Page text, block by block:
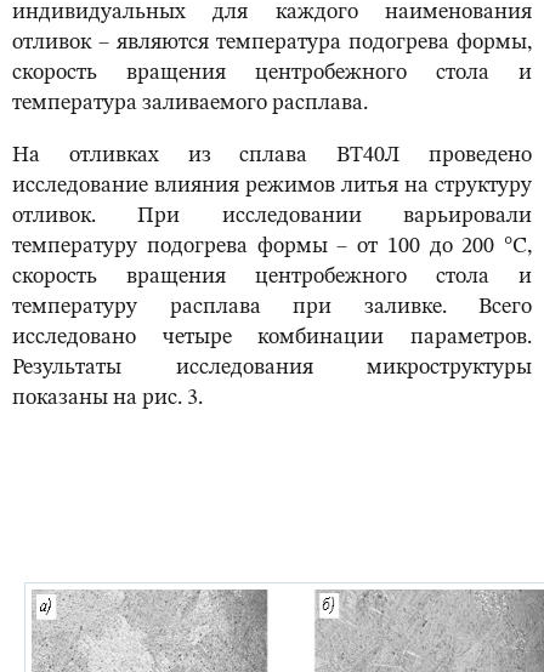
индивидуальных для каждого наименования
отливок ‒ являются температура подогрева формы,
скорость вращения центробежного стола и
температура заливаемого расплава.
На отливках из сплава ВТ40Л проведено
исследование влияния режимов литья на структуру
отливок. При исследовании варьировали
температуру подогрева формы ‒ от 100 до 200 °С,
скорость вращения центробежного стола и
температуру расплава при заливке. Всего
исследовано четыре комбинации параметров.
Результаты исследования микроструктуры
показаны на рис. 3.